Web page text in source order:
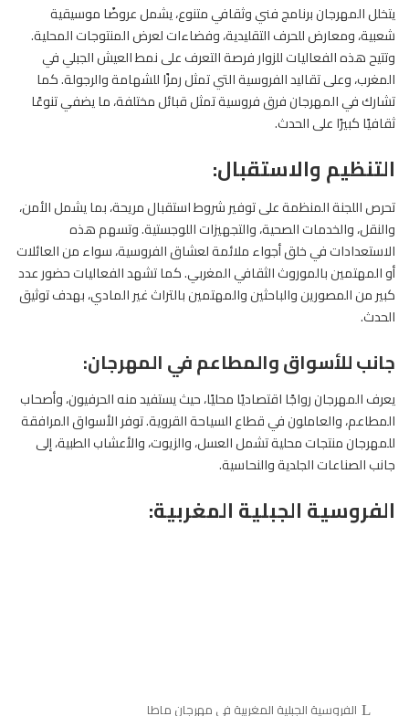
يتخلل المهرجان برنامج فني وثقافي متنوع، يشمل عروضًا موسيقية
شعبية، ومعارض للحرف التقليدية، وفضاءات لعرض المنتوجات المحلية.
وتتيح هذه الفعاليات للزوار فرصة التعرف على نمط العيش الجبلي في
المغرب، وعلى تقاليد الفروسية التي تمثل رمزًا للشهامة والرجولة. كما
تشارك في المهرجان فرق فروسية تمثل قبائل مختلفة، ما يضفي تنوعًا
ثقافيًا كبيرًا على الحدث.
التنظيم والاستقبال:
تحرص اللجنة المنظمة على توفير شروط استقبال مريحة، بما يشمل الأمن،
والنقل، والخدمات الصحية، والتجهيزات اللوجستية. وتسهم هذه
الاستعدادات في خلق أجواء ملائمة لعشاق الفروسية، سواء من العائلات
أو المهتمين بالموروث الثقافي المغربي. كما تشهد الفعاليات حضور عدد
كبير من المصورين والباحثين والمهتمين بالتراث غير المادي، بهدف توثيق
الحدث.
جانب للأسواق والمطاعم في المهرجان:
يعرف المهرجان رواجًا اقتصاديًا محليًا، حيث يستفيد منه الحرفيون، وأصحاب
المطاعم، والعاملون في قطاع السياحة القروية. توفر الأسواق المرافقة
للمهرجان منتجات محلية تشمل العسل، والزيوت، والأعشاب الطبية، إلى
جانب الصناعات الجلدية والنحاسية.
الفروسية الجبلية المغربية:
الفروسية الجبلية المغربية في مهرجان ماطا